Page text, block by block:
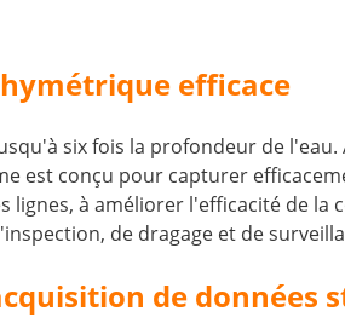
efficace
six fois la profondeur de l'eau.
est conçu pour capturer
lignes, à améliorer l'efficacité de la
de dragage et de
de données